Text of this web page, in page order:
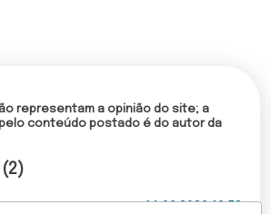
representam a opinião do site; a
conteúdo postado é do autor da